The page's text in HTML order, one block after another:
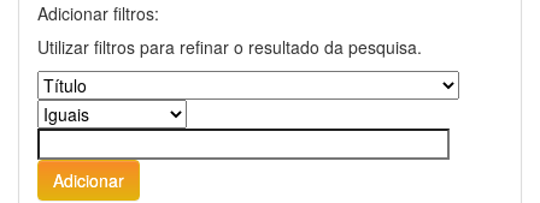
Adicionar filtros:
Utilizar filtros para refinar o resultado da pesquisa.